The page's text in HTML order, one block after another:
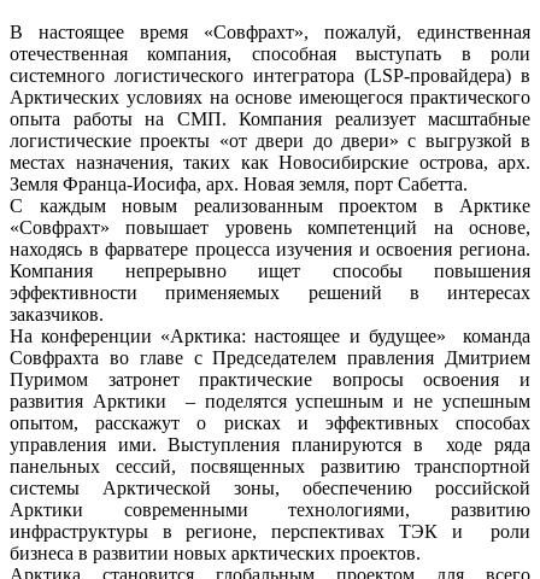
В настоящее время «Совфрахт», пожалуй, единственная
отечественная компания, способная выступать в роли
системного логистического интегратора (LSP-провайдера) в
Арктических условиях на основе имеющегося практического
опыта работы на СМП. Компания реализует масштабные
логистические проекты «от двери до двери» с выгрузкой в
местах назначения, таких как Новосибирские острова, арх.
Земля Франца-Иосифа, арх. Новая земля, порт Сабетта.
С каждым новым реализованным проектом в Арктике
«Совфрахт» повышает уровень компетенций на основе,
находясь в фарватере процесса изучения и освоения региона.
Компания непрерывно ищет способы повышения
эффективности применяемых решений в интересах
заказчиков.
На конференции «Арктика: настоящее и будущее» команда
Совфрахта во главе с Председателем правления Дмитрием
Пуримом затронет практические вопросы освоения и
развития Арктики – поделятся успешным и не успешным
опытом, расскажут о рисках и эффективных способах
управления ими. Выступления планируются в ходе ряда
панельных сессий, посвященных развитию транспортной
системы Арктической зоны, обеспечению российской
Арктики современными технологиями, развитию
инфраструктуры в регионе, перспективах ТЭК и роли
бизнеса в развитии новых арктических проектов.
Арктика становится глобальным проектом для всего